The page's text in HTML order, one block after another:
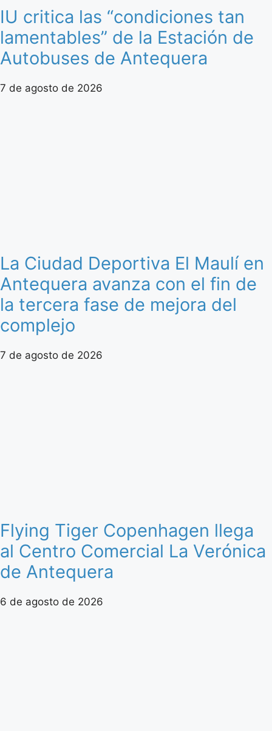
IU critica las “condiciones tan
lamentables” de la Estación de
Autobuses de Antequera
7 de agosto de 2026
La Ciudad Deportiva El Maulí en
Antequera avanza con el fin de
la tercera fase de mejora del
complejo
7 de agosto de 2026
Flying Tiger Copenhagen llega
al Centro Comercial La Verónica
de Antequera
6 de agosto de 2026